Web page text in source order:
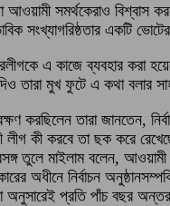
সমর্থকেরাও বিশ্বাস
সংখ্যাগরিষ্ঠতার একটি
এ কাজে ব্যবহার করা
তারা মুখ ফুটে এ কথা বলার
করছিলেন তারা
কী করবে তা ছক করে
তুলে মাইলাম বলেন,
অধীনে নির্বাচন
অনুসারেই প্রতি পাঁচ বছর